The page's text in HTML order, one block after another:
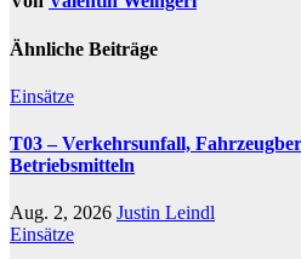
Ähnliche Beiträge
Einsätze
T03 – Verkehrsunfall,
Betriebsmitteln
Aug. 2, 2026 Justin Leindl
Einsätze